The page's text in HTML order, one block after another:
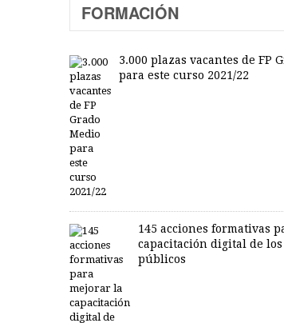
FORMACIÓN
3.000 plazas vacantes de FP
para este curso 2021/22
145 acciones formativas
capacitación digital de los
públicos